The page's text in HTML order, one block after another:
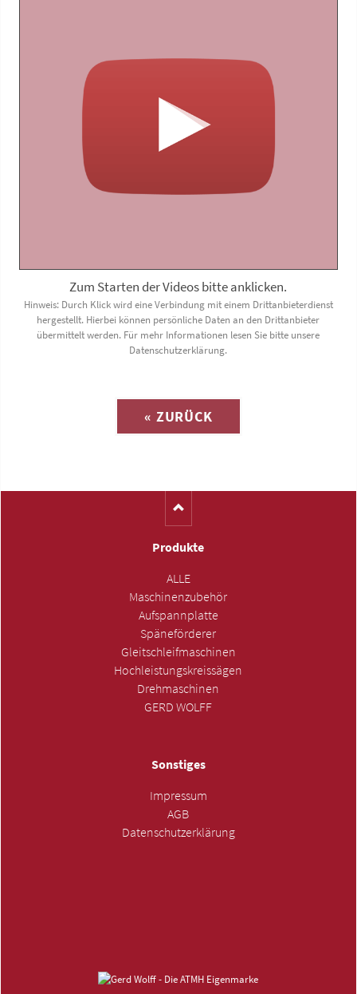
ANFRAGE SENDEN »
« ZURÜCK
Produkte
ALLE
Maschinenzubehör
Aufspannplatte
Späneförderer
Gleitschleifmaschinen
Hochleistungskreissägen
Drehmaschinen
GERD WOLFF
Sonstiges
Impressum
AGB
Datenschutzerklärung